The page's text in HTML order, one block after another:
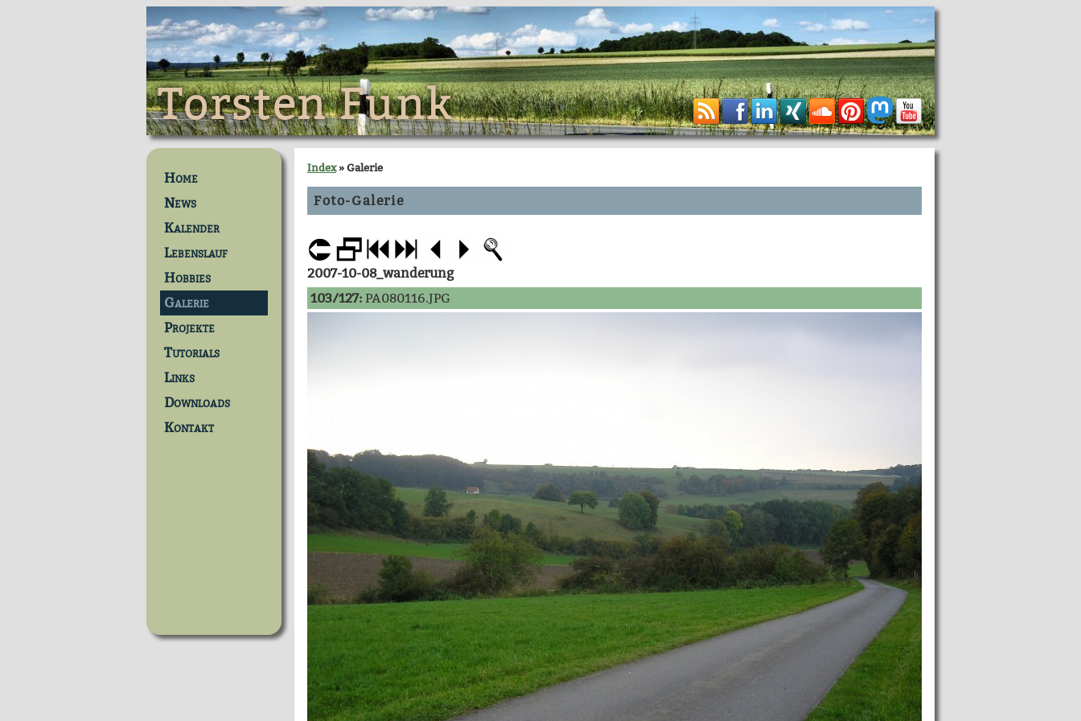
Torsten Funk
Home
News
Kalender
Lebenslauf
Hobbies
Galerie
Projekte
Tutorials
Links
Downloads
Kontakt
Index» Galerie
Foto-Galerie
2007-10-08_wanderung
103/127: PA080116.JPG